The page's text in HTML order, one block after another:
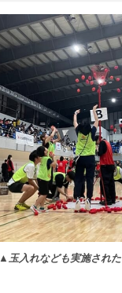
▲玉入れなども実施された